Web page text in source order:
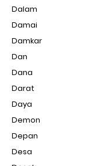
Dalam
Damai
Damkar
Dan
Dana
Darat
Daya
Demon
Depan
Desa